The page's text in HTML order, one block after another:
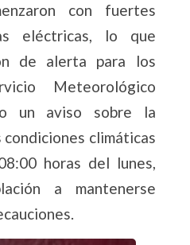
con fuertes
eléctricas, lo que
de alerta para los
Meteorológico
un aviso sobre la
climáticas
horas del lunes,
a mantenerse